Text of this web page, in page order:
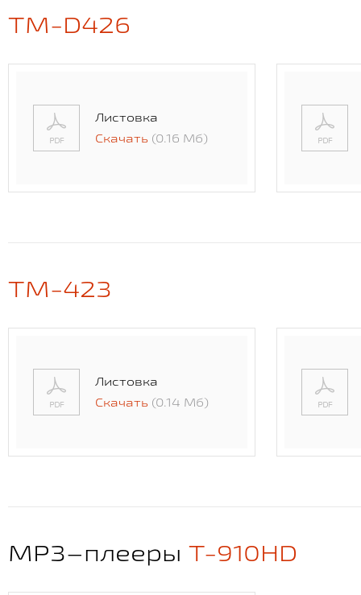
TM-D426
Листовка
Скачать (0.16 Мб)
TM-423
Листовка
Скачать (0.14 Мб)
MP3–плееры T-910HD